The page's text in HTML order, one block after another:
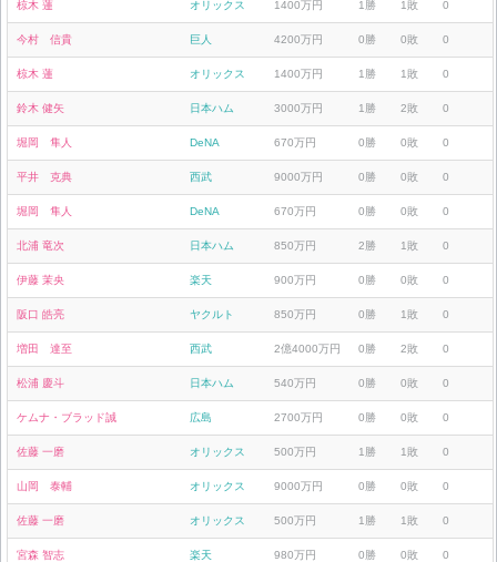
椋木 蓮 オリックス 1400万円 1勝 1敗 0
今村 信貴 巨人 4200万円 0勝 0敗 0
椋木 蓮 オリックス 1400万円 1勝 1敗 0
鈴木 健矢 日本ハム 3000万円 1勝 2敗 0
堀岡 隼人 DeNA 670万円 0勝 0敗 0
平井 克典 西武 9000万円 0勝 0敗 0
堀岡 隼人 DeNA 670万円 0勝 0敗 0
北浦 竜次 日本ハム 850万円 2勝 1敗 0
伊藤 茉央 楽天 900万円 0勝 0敗 0
阪口 皓亮 ヤクルト 850万円 0勝 1敗 0
増田 達至 西武 2億4000万円 0勝 2敗 0
松浦 慶斗 日本ハム 540万円 0勝 0敗 0
ケムナ・ブラッド誠 広島 2700万円 0勝 0敗 0
佐藤 一磨 オリックス 500万円 1勝 1敗 0
山岡 泰輔 オリックス 9000万円 0勝 0敗 0
佐藤 一磨 オリックス 500万円 1勝 1敗 0
宮森 智志 楽天 980万円 0勝 0敗 0